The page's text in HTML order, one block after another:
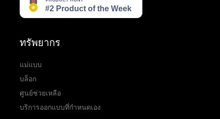
ทรัพยากร
แม่แบบ
บล็อก
ศูนย์ช่วยเหลือ
บริการออกแบบที่กำหนดเอง